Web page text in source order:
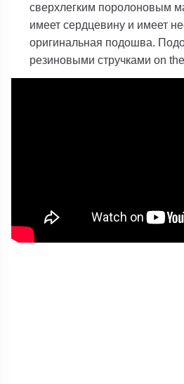
сверхлегким поролоновым
имеет сердцевину и имеет
оригинальная подошва.
резиновыми стручками on